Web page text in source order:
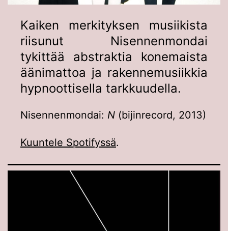
Kaiken merkityksen musiikista
riisunut Nisennenmondai
tykittää abstraktia konemaista
äänimattoa ja rakennemusiikkia
hypnoottisella tarkkuudella.
Nisennenmondai: N (bijinrecord, 2013)
Kuuntele Spotifyssä.